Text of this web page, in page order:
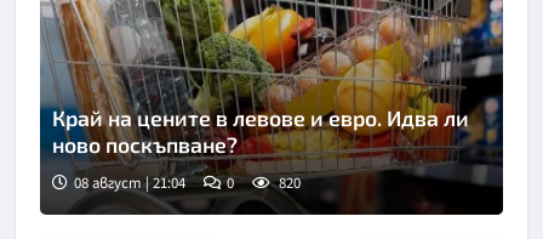
Край на цените в левове и евро. Идва ли
ново поскъпване?
08 август | 21:04 0 820